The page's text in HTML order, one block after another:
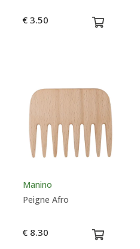
€ 3.50
Manino
Peigne Afro
€ 8.30